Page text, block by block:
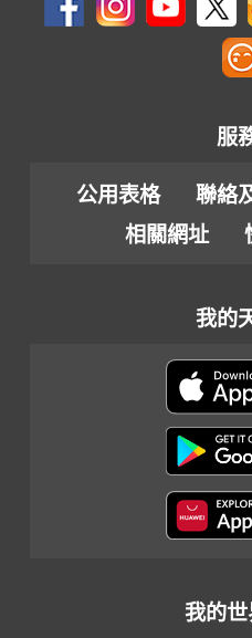
服
公用表格 聯絡
相關網址
我的
我的